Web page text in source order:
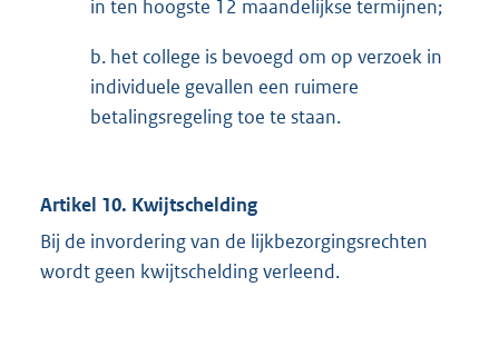
in ten hoogste 12 maandelijkse termijnen;
b. het college is bevoegd om op verzoek in
individuele gevallen een ruimere
betalingsregeling toe te staan.
Artikel 10. Kwijtschelding
Bij de invordering van de lijkbezorgingsrechten
wordt geen kwijtschelding verleend.